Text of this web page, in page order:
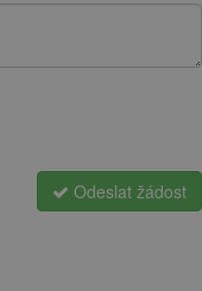
Odeslat žádost